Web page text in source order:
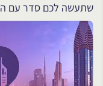
שתעשה לכם סדר עם